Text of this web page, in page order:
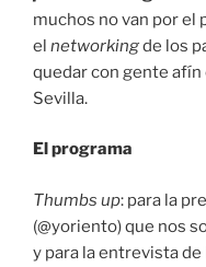
muchos no van por el
el networkingde los
quedar con gente
Sevilla.
El programa
Thumbs up: para la
(@yoriento) que nos
y para la entrevista de